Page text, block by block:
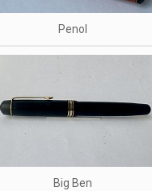
Penol
Big Ben